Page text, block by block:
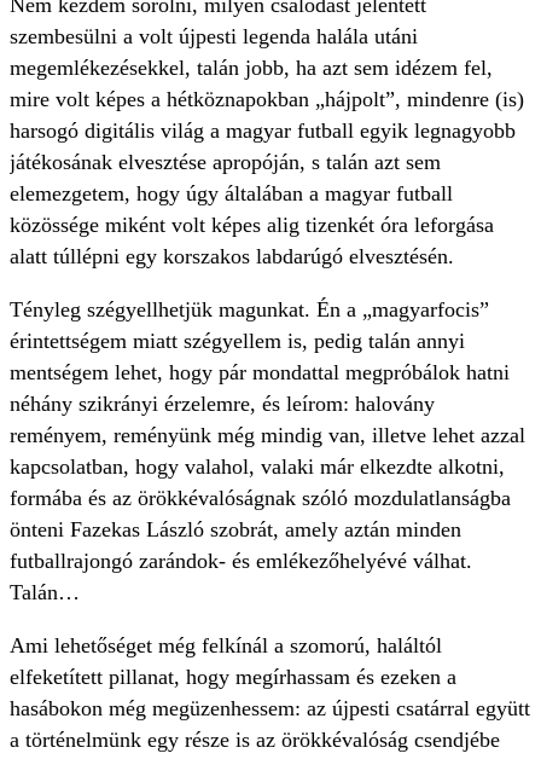
Nem kezdem sorolni, milyen csalódást jelentett
szembesülni a volt újpesti legenda halála utáni
megemlékezésekkel, talán jobb, ha azt sem idézem fel,
mire volt képes a hétköznapokban „hájpolt”, mindenre (is)
harsogó digitális világ a magyar futball egyik legnagyobb
játékosának elvesztése apropóján, s talán azt sem
elemezgetem, hogy úgy általában a magyar futball
közössége miként volt képes alig tizenkét óra leforgása
alatt túllépni egy korszakos labdarúgó elvesztésén.
Tényleg szégyellhetjük magunkat. Én a „magyarfocis”
érintettségem miatt szégyellem is, pedig talán annyi
mentségem lehet, hogy pár mondattal megpróbálok hatni
néhány szikrányi érzelemre, és leírom: halovány
reményem, reményünk még mindig van, illetve lehet azzal
kapcsolatban, hogy valahol, valaki már elkezdte alkotni,
formába és az örökkévalóságnak szóló mozdulatlanságba
önteni Fazekas László szobrát, amely aztán minden
futballrajongó zarándok- és emlékezőhelyévé válhat.
Talán…
Ami lehetőséget még felkínál a szomorú, haláltól
elfeketített pillanat, hogy megírhassam és ezeken a
hasábokon még megüzenhessem: az újpesti csatárral együtt
a történelmünk egy része is az örökkévalóság csendjébe